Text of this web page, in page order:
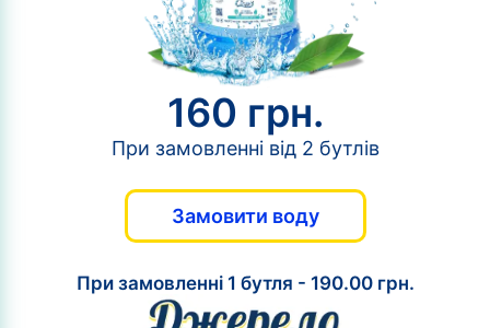
160 грн.
При замовленні від 2 бутлів
Замовити воду
При замовленні 1 бутля - 190.00 грн.